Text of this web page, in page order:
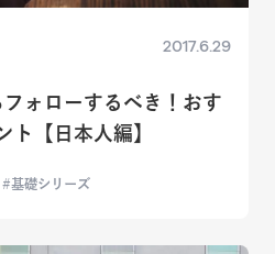
2017.6.29
ォローするべき！おす
【日本人編】
基礎シリーズ